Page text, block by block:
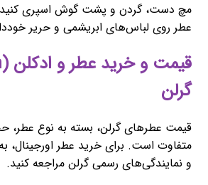
مچ دست، گردن و پشت گوش اسپری
عطر روی لباس‌های ابریشمی و حریر
گرلن
قیمت عطرهای گرلن، بسته به نوع
متفاوت است. برای خرید عطر اورجینال،
و نمایندگی‌های رسمی گرلن مراجعه کنید.